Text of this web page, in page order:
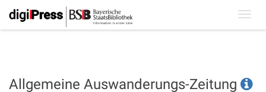
Allgemeine Auswanderungs-Zeitung